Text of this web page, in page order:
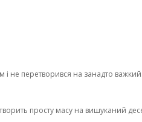
і не перетворився на занадто важкий.
просту масу на вишуканий